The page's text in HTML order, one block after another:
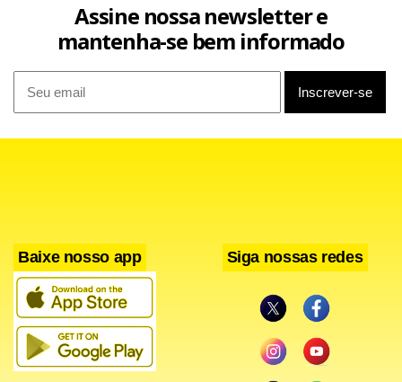
Em um primeiro momento, a entidade garantiu que Bonitta
fica pelo menos até o término do Mundial e ressaltou que
Facebook
WhatsApp
LinkedIn Telegram
Share
Assine nossa newsletter e
mantenha-se bem informado
Baixe nosso app Siga nossas redes